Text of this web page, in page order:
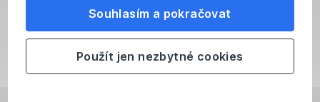
Souhlasím a pokračovat
Použít jen nezbytné cookies